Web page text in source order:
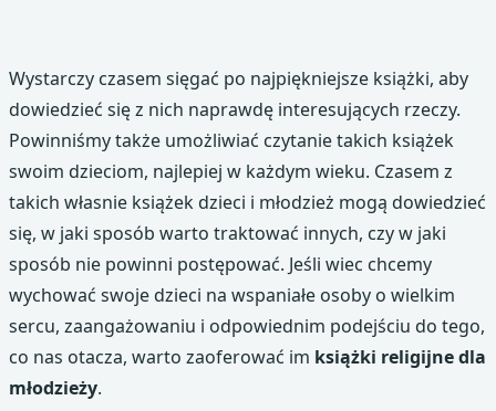
Wystarczy czasem sięgać po najpiękniejsze książki, aby
dowiedzieć się z nich naprawdę interesujących rzeczy.
Powinniśmy także umożliwiać czytanie takich książek
swoim dzieciom, najlepiej w każdym wieku. Czasem z
takich własnie książek dzieci i młodzież mogą dowiedzieć
się, w jaki sposób warto traktować innych, czy w jaki
sposób nie powinni postępować. Jeśli wiec chcemy
wychować swoje dzieci na wspaniałe osoby o wielkim
sercu, zaangażowaniu i odpowiednim podejściu do tego,
co nas otacza, warto zaoferować im książki religijne dla
młodzieży.